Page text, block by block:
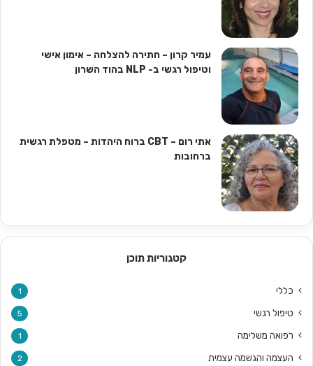
עמיר קרון – חתירה להצלחה – אימון אישי
וטיפול רגשי ב- NLP בהוד השרון
אתי רום – CBT ברוח היהדות – מטפלת רגשית
ברחובות
קטגוריות תוכן
כללי 1
טיפול רגשי 5
רפואה משלימה 1
העצמה והגשמה עצמית 2